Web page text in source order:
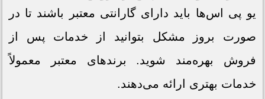
یو پی اس‌ها باید دارای گارانتی معتبر باشند تا در
صورت بروز مشکل بتوانید از خدمات پس از
فروش بهره‌مند شوید. برندهای معتبر معمولاً
خدمات بهتری ارائه می‌دهند.